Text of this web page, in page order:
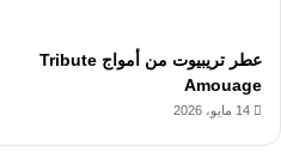
عطر تريبيوت من أمواج Tribute
Amouage
14 مايو، 2026